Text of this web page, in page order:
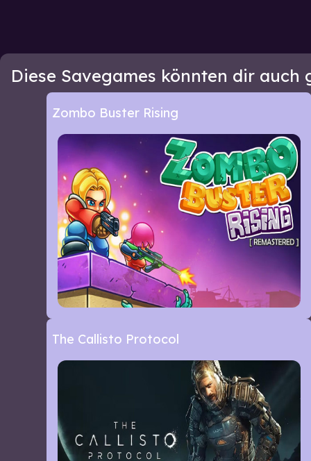
Diese Savegames könnten dir auch
Zombo Buster Rising
The Callisto Protocol